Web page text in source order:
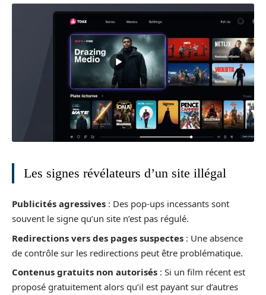
Les signes révélateurs d’un site illégal
Publicités agressives : Des pop-ups incessants sont
souvent le signe qu’un site n’est pas régulé.
Redirections vers des pages suspectes : Une absence
de contrôle sur les redirections peut être problématique.
Contenus gratuits non autorisés : Si un film récent est
proposé gratuitement alors qu’il est payant sur d’autres